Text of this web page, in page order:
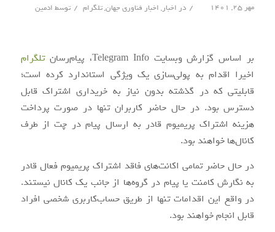
مهر ۲۵, ۱۴۰۱ / در اخبار, اخبار فناوری جهان,تلگرام / توسط ادمین
بر اساس گزارش وبسایت Telegram Info، پیام‌رسان
تلگرام
اخیرا اقدام به پولی‌سازی یک ویژگی استاندارد کرده است؛
قابلیتی که در گذشته بدون نیاز به خریداری اشتراک قابل
دسترس بود. در حال حاضر کاربران تنها در صورت پرداخت
هزینه اشتراک پریمیوم قادر به ارسال پیام در چت از طرف
کانال‌ها خواهند بود.
در حال حاضر تمامی اکانت‌های فاقد اشتراک پریمیوم فعال قادر
به نگارش کامنت یا پیام در گروه‌ها از جانب یک کانال نیستند.
در واقع این اقدامات تنها از طریق حساب‌کاربری شخصی افراد
قابل انجام خواهند بود.